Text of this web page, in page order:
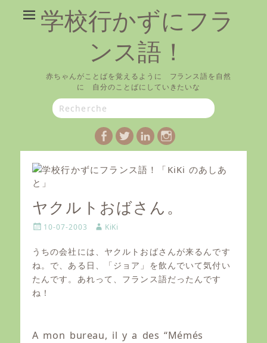
学校行かずにフラ
ンス語！
赤ちゃんがことばを覚えるように フランス語を自然
に 自分のことばにしていきたいな
Search
for:
Facebook
TwitterLinkedIn
Instagram
ヤクルトおばさん。
P
s
e
d
o
10-07-2003
A
t
h
o
r
KiKi
うちの会社には、ヤクルトおばさんが来るんです
ね。で、ある日、「ジョア」を飲んでいて気付い
たんです。あれって、フランス語だったんです
ね！
A mon bureau, il y a des “Mémés